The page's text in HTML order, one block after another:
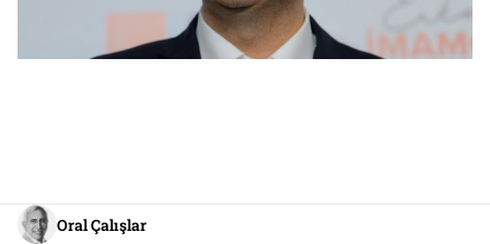
Oral Çalışlar